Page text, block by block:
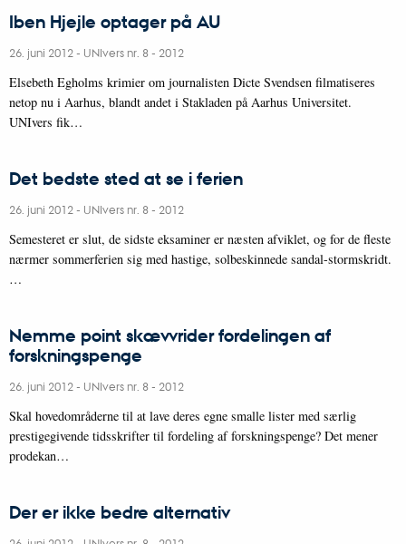
Iben Hjejle optager på AU
26. juni 2012- UNIvers nr. 8 - 2012
Elsebeth Egholms krimier om journalisten Dicte Svendsen filmatiseres
netop nu i Aarhus, blandt andet i Stakladen på Aarhus Universitet.
UNIvers fik…
Det bedste sted at se i ferien
26. juni 2012- UNIvers nr. 8 - 2012
Semesteret er slut, de sidste eksaminer er næsten afviklet, og for de fleste
nærmer sommerferien sig med hastige, solbeskinnede sandal-stormskridt.
…
Nemme point skævvrider fordelingen af
forskningspenge
26. juni 2012- UNIvers nr. 8 - 2012
Skal hovedområderne til at lave deres egne smalle lister med særlig
prestigegivende tidsskrifter til fordeling af forskningspenge? Det mener
prodekan…
Der er ikke bedre alternativ